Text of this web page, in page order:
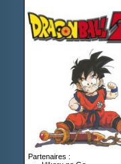
Partenaires :